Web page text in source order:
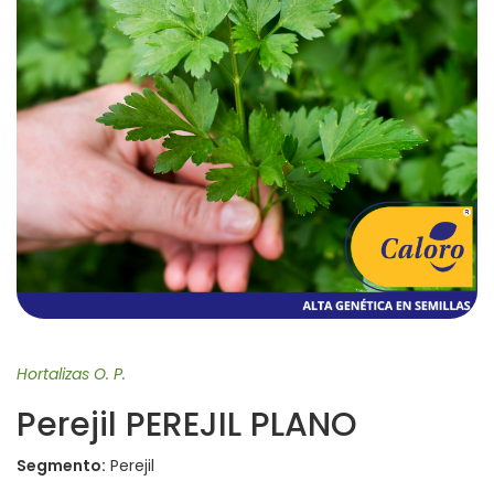
Hortalizas O. P.
Perejil PEREJIL PLANO
Segmento: Perejil